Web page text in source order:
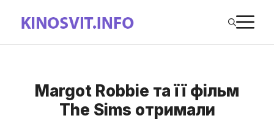
вмісту
Margot Robbie та її фільм
The Sims отримали